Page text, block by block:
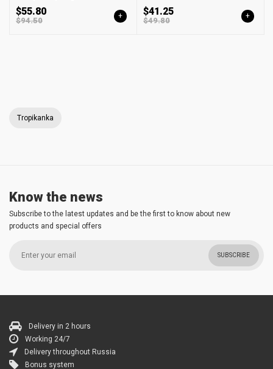
$55.80
$94.50 + $41.25
$49.80 +
Tropikanka
Know the news
Subscribe to the latest updates and be the first to know about new
products and special offers
SUBSCRIBE
Delivery in 2 hours
Working 24/7
Delivery throughout Russia
Bonus system